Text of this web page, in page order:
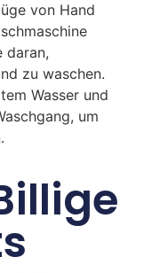
von Hand
daran,
zu waschen.
Wasser und
um